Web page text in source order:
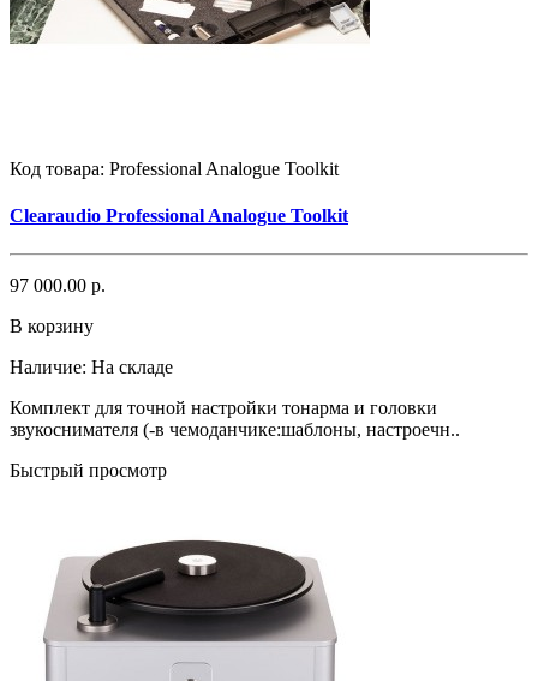
Код товара: Professional Analogue Toolkit
Clearaudio Professional Analogue Toolkit
97 000.00 р.
В корзину
Наличие: На складе
Комплект для точной настройки тонарма и головки
звукоснимателя (-в чемоданчике:шаблоны, настроечн..
Быстрый просмотр